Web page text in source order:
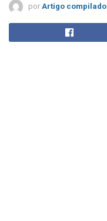
por Artigo compilado